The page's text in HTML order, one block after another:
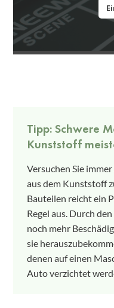
Tipp: Schwere
Kunststoff
Versuchen Sie
aus dem Kunststoff
Bauteilen reicht ein
Regel aus. Durch
noch mehr
sie
denen auf einen
Auto verzichtet